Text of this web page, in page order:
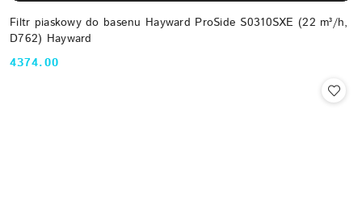
Filtr piaskowy do basenu Hayward ProSide S0310SXE (22 m³/h,
D762) Hayward
Cena:
4374.00